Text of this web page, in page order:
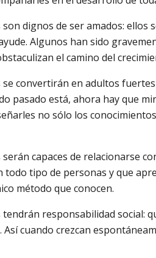
dignos de ser amados: ellos
Algunos han sido
el camino del
convertirán en adultos
pasado está, ahora hay que
no sólo los
capaces de relacionarse
todo tipo de personas y que
método que conocen.
responsabilidad social:
Así cuando crezcan